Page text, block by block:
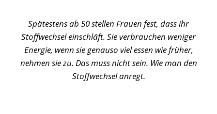
Spätestens ab 50 stellen Frauen fest, dass ihr
Stoffwechsel einschläft. Sie verbrauchen weniger
Energie, wenn sie genauso viel essen wie früher,
nehmen sie zu. Das muss nicht sein. Wie man den
Stoffwechsel anregt.